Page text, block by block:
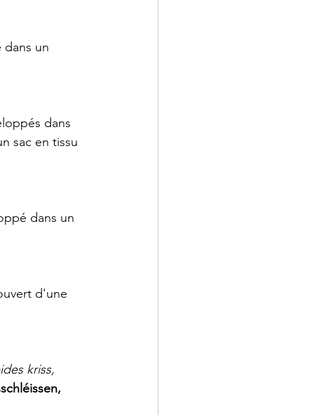
dans un
dans
sac en tissu
dans un
d'une
kriss,